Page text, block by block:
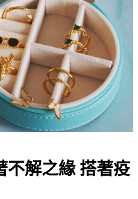
不解之緣 搭著疫